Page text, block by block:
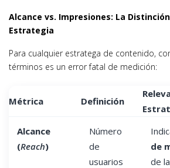
Alcance vs. Impresiones: La
Estrategia
Para cualquier estratega de contenido,
términos es un error fatal de medición:
Métrica Definición
Alcance
(Reach)
Número
de
usuarios
de
de